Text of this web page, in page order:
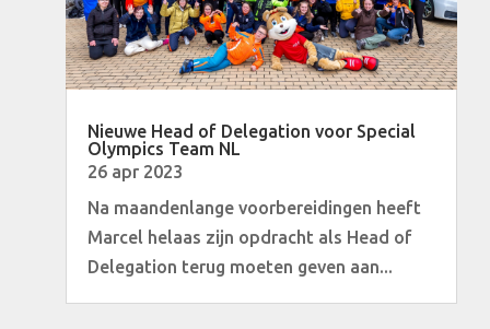
Nieuwe Head of Delegation voor Special
Olympics Team NL
26 apr 2023
Na maandenlange voorbereidingen heeft
Marcel helaas zijn opdracht als Head of
Delegation terug moeten geven aan...